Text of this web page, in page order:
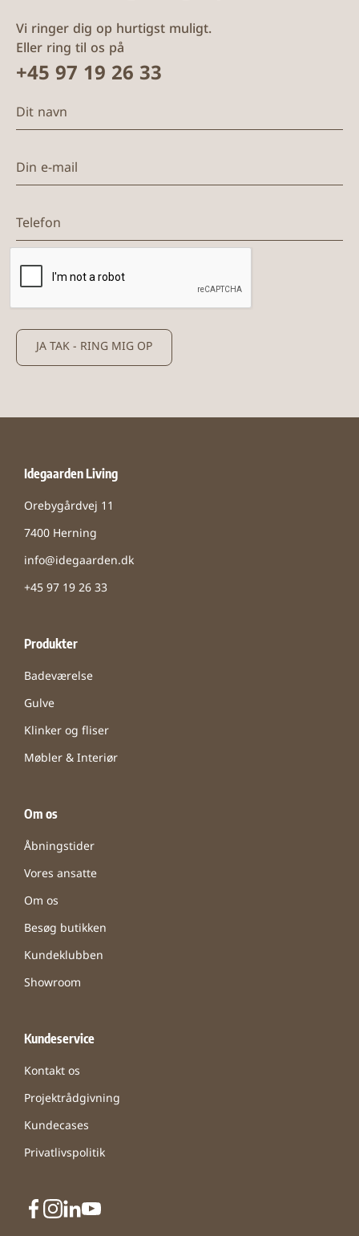
Vi ringer dig op hurtigst muligt.
Eller ring til os på
+45 97 19 26 33
JA TAK - RING MIG OP
Idegaarden Living
Orebygårdvej 11
7400 Herning
info@idegaarden.dk
+45 97 19 26 33
Produkter
Badeværelse
Gulve
Klinker og fliser
Møbler & Interiør
Om os
Åbningstider
Vores ansatte
Om os
Besøg butikken
Kundeklubben
Showroom
Kundeservice
Kontakt os
Projektrådgivning
Kundecases
Privatlivspolitik